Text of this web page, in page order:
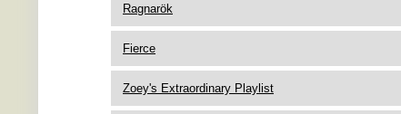
Ragnarök
Fierce
Zoey's Extraordinary Playlist